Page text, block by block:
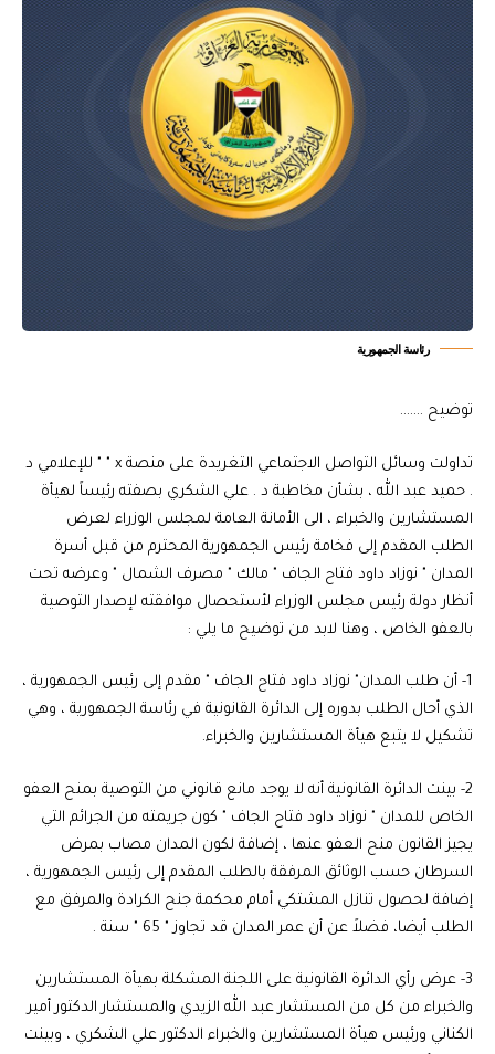
رئاسة الجمهورية
توضيح …….
تداولت وسائل التواصل الاجتماعي التغريدة على منصة x " " للإعلامي د
. حميد عبد الله ، بشأن مخاطبة د . علي الشكري بصفته رئيساً لهيأة
المستشارين والخبراء ، الى الأمانة العامة لمجلس الوزراء لعرض
الطلب المقدم إلى فخامة رئيس الجمهورية المحترم من قبل أسرة
المدان " نوزاد داود فتاح الجاف " مالك " مصرف الشمال " وعرضه تحت
أنظار دولة رئيس مجلس الوزراء لأستحصال موافقته لإصدار التوصية
بالعفو الخاص ، وهنا لابد من توضيح ما يلي :
1- أن طلب المدان" نوزاد داود فتاح الجاف " مقدم إلى رئيس الجمهورية ،
الذي أحال الطلب بدوره إلى الدائرة القانونية في رئاسة الجمهورية ، وهي
تشكيل لا يتبع هيأة المستشارين والخبراء.
2- بينت الدائرة القانونية أنه لا يوجد مانع قانوني من التوصية بمنح العفو
الخاص للمدان " نوزاد داود فتاح الجاف " كون جريمته من الجرائم التي
يجيز القانون منح العفو عنها ، إضافة لكون المدان مصاب بمرض
السرطان حسب الوثائق المرفقة بالطلب المقدم إلى رئيس الجمهورية ،
إضافة لحصول تنازل المشتكي أمام محكمة جنح الكرادة والمرفق مع
الطلب أيضا، فضلاً عن أن عمر المدان قد تجاوز " 65 " سنة .
3- عرض رأي الدائرة القانونية على اللجنة المشكلة بهيأة المستشارين
والخبراء من كل من المستشار عبد الله الزيدي والمستشار الدكتور أمير
الكناني ورئيس هيأة المستشارين والخبراء الدكتور علي الشكري ، وبينت